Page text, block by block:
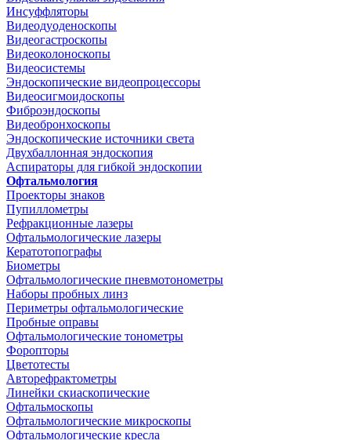
Инсуффляторы
Видеодуоденоскопы
Видеогастроскопы
Видеоколоноскопы
Видеосистемы
Эндоскопические видеопроцессоры
Видеосигмоидоскопы
Фиброэндоскопы
Видеобронхоскопы
Эндоскопические источники света
Двухбаллонная эндоскопия
Аспираторы для гибкой эндоскопии
Офтальмология
Проекторы знаков
Пупиллометры
Рефракционные лазеры
Офтальмологические лазеры
Кератотопографы
Биометры
Офтальмологические пневмотонометры
Наборы пробных линз
Периметры офтальмологические
Пробные оправы
Офтальмологические тонометры
Форопторы
Цветотесты
Авторефрактометры
Линейки скиаскопические
Офтальмоскопы
Офтальмологические микроскопы
Офтальмологические кресла